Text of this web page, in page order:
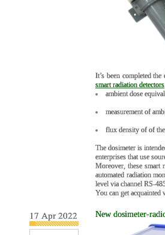
It’s been completed
smart radiation detectors
ambient dose
measurement of
flux density of of
The dosimeter is
enterprises that use
Moreover, these smart
automated radiation
level via channel RS-
You can get
17 Apr 2022 New dosimeter-